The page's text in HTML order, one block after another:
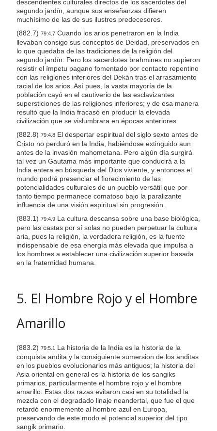
descendientes culturales directos de los sacerdotes del
segundo jardín, aunque sus enseñanzas difieren
muchísimo de las de sus ilustres predecesores.
(882.7) 79:4.7Cuando los arios penetraron en la India
llevaban consigo sus conceptos de Deidad, preservados en
lo que quedaba de las tradiciones de la religión del
segundo jardín. Pero los sacerdotes brahmines no supieron
resistir el ímpetu pagano fomentado por contacto repentino
con las religiones inferiores del Dekán tras el arrasamiento
racial de los arios. Así pues, la vasta mayoría de la
población cayó en el cautiverio de las esclavizantes
supersticiones de las religiones inferiores; y de esa manera
resultó que la India fracasó en producir la elevada
civilización que se vislumbrara en épocas anteriores.
(882.8) 79:4.8El despertar espiritual del siglo sexto antes de
Cristo no perduró en la India, habiéndose extinguido aun
antes de la invasión mahometana. Pero algún día surgirá
tal vez un Gautama más importante que conducirá a la
India entera en búsqueda del Dios viviente, y entonces el
mundo podrá presenciar el florecimiento de las
potencialidades culturales de un pueblo versátil que por
tanto tiempo permanece comatoso bajo la paralizante
influencia de una visión espiritual sin progresión.
(883.1) 79:4.9La cultura descansa sobre una base biológica,
pero las castas por sí solas no pueden perpetuar la cultura
aria, pues la religión, la verdadera religión, es la fuente
indispensable de esa energía más elevada que impulsa a
los hombres a establecer una civilización superior basada
en la fraternidad humana.
5. El Hombre Rojo y el Hombre
Amarillo
(883.2) 79:5.1 La historia de la India es la historia de la
conquista andita y la consiguiente sumersion de los anditas
en los pueblos evolucionarios más antiguos; la historia del
Asia oriental en general es la historia de los sangiks
primarios, particularmente el hombre rojo y el hombre
amarillo. Estas dos razas evitaron casi en su totalidad la
mezcla con el degradado linaje neandertal, que fue el que
retardó enormemente al hombre azul en Europa,
preservando de este modo el potencial superior del tipo
sangik primario.